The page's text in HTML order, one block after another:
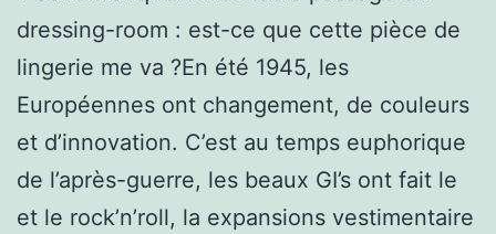
dressing-room : est-ce que cette pièce de
lingerie me va ?En été 1945, les
Européennes ont changement, de couleurs
et d’innovation. C’est au temps euphorique
de l’après-guerre, les beaux GI’s ont fait le
et le rock’n’roll, la expansions vestimentaire